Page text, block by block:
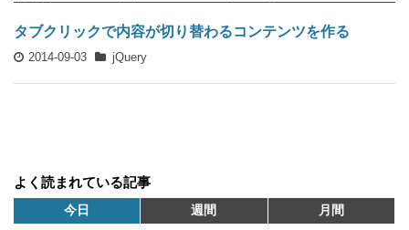
タブクリックで内容が切り替わるコンテンツを作る
2014-09-03 jQuery
よく読まれている記事
今日 週間 月間